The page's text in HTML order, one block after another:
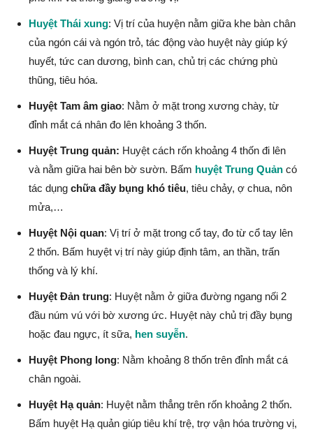
Huyệt Thái xung: Vị trí của huyện nằm giữa khe bàn chân
của ngón cái và ngón trỏ, tác động vào huyệt này giúp ký
huyết, tức can dương, bình can, chủ trị các chứng phù
thũng, tiêu hóa.
Huyệt Tam âm giao: Nằm ở mặt trong xương chày, từ
đỉnh mắt cá nhân đo lên khoảng 3 thốn.
Huyệt Trung quản: Huyệt cách rốn khoảng 4 thốn đi lên
và nằm giữa hai bên bờ sườn. Bấm huyệt Trung Quản có
tác dụng chữa đầy bụng khó tiêu, tiêu chảy, ợ chua, nôn
mửa,…
Huyệt Nội quan: Vị trí ở mặt trong cổ tay, đo từ cổ tay lên
2 thốn. Bấm huyệt vị trí này giúp định tâm, an thần, trấn
thống và lý khí.
Huyệt Đản trung: Huyệt nằm ở giữa đường ngang nối 2
đầu núm vú với bờ xương ức. Huyệt này chủ trị đầy bụng
hoặc đau ngực, ít sữa, hen suyễn.
Huyệt Phong long: Nằm khoảng 8 thốn trên đỉnh mắt cá
chân ngoài.
Huyệt Hạ quản: Huyệt nằm thẳng trên rốn khoảng 2 thốn.
Bấm huyệt Hạ quản giúp tiêu khí trệ, trợ vận hóa trường vị,